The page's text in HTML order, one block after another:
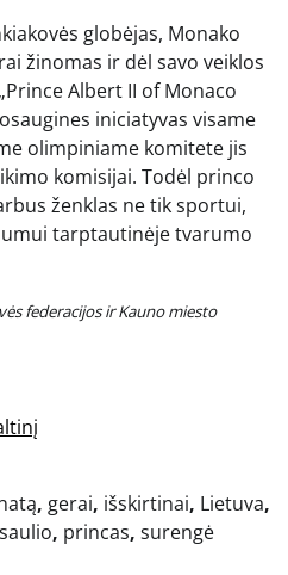
globėjas, Monako
žinomas ir dėl savo veiklos
Albert II of Monaco
iniciatyvas visame
olimpiniame komitete jis
komisijai. Todėl princo
ženklas ne tik sportui,
tarptautinėje tvarumo
federacijos ir Kauno miesto
, gerai, išskirtinai, Lietuva,
, princas, surengė